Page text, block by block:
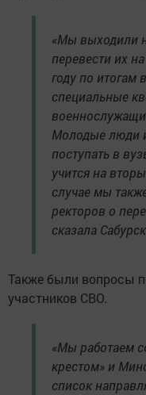
«Мы выходили
перевести их
году по итогам
специальные
Молодые люди
поступать в
учится на
случае мы
ректоров о
сказала
Также были вопросы
участников СВО.
«Мы работаем
крестом» и
список